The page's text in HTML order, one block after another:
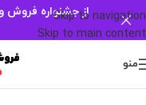
Skip to navigation
Skip to main content
از جشنواره فروش
منو